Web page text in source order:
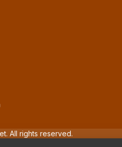
All rights reserved.